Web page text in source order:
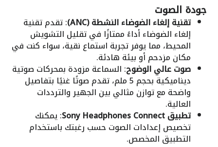
جودة الصوت
تقنية إلغاء الضوضاء النشطة (ANC) : تقدم تقنية
إلغاء الضوضاء أداءً ممتازًا في تقليل التشويش
المحيط، مما يوفر تجربة استماع نقية، سواء كنت في
مكان مزدحم أو بيئة هادئة.
صوت عالي الوضوح: السماعة مزودة بمحركات صوتية
ديناميكية بحجم 5 ملم، تقدم صوتًا غنيًا بتفاصيل
واضحة مع توازن مثالي بين الجهير والترددات
العالية.
تطبيق Sony Headphones Connect : يمكنك
تخصيص إعدادات الصوت حسب رغبتك باستخدام
التطبيق المخصص.